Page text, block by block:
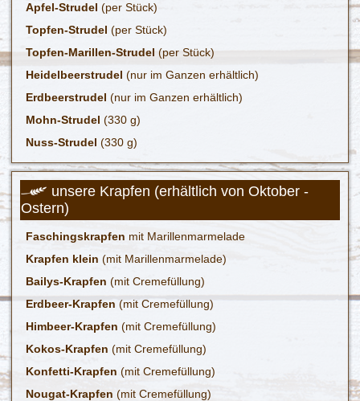
Apfel-Strudel(per Stück)
Topfen-Strudel (per Stück)
Topfen-Marillen-Strudel (per Stück)
Heidelbeerstrudel (nur im Ganzen erhältlich)
Erdbeerstrudel (nur im Ganzen erhältlich)
Mohn-Strudel (330 g)
Nuss-Strudel (330 g)
unsere Krapfen (erhältlich von Oktober -
Ostern)
Faschingskrapfen mit Marillenmarmelade
Krapfen klein (mit Marillenmarmelade)
Bailys-Krapfen (mit Cremefüllung)
Erdbeer-Krapfen (mit Cremefüllung)
Himbeer-Krapfen (mit Cremefüllung)
Kokos-Krapfen (mit Cremefüllung)
Konfetti-Krapfen (mit Cremefüllung)
Nougat-Krapfen (mit Cremefüllung)